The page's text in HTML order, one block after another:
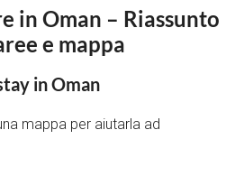
in Oman – Riassunto
e mappa
in Oman
mappa per aiutarla ad